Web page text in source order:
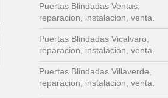
Puertas Blindadas Ventas,
reparacion, instalacion, venta.
Puertas Blindadas Vicalvaro,
reparacion, instalacion, venta.
Puertas Blindadas Villaverde,
reparacion, instalacion, venta.